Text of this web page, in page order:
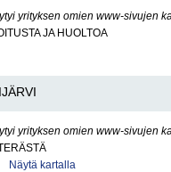
yrityksen omien www-sivujen
JA HUOLTOA
yrityksen omien www-sivujen
Näytä kartalla